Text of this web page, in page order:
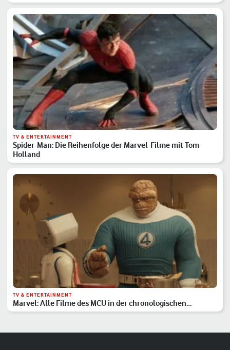
TV & ENTERTAINMENT
Spider-Man: Die Reihenfolge der Marvel-Filme mit Tom
Holland
TV & ENTERTAINMENT
Marvel: Alle Filme des MCU in der chronologischen
Reihenfolge